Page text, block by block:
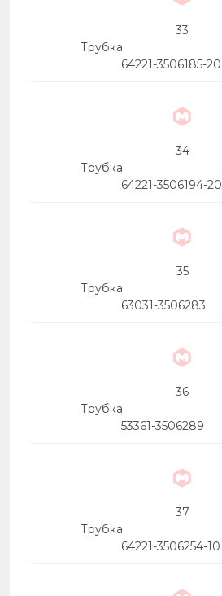
33
Трубка
64221-3506185-20
34
Трубка
64221-3506194-20
35
Трубка
63031-3506283
36
Трубка
53361-3506289
37
Трубка
64221-3506254-10